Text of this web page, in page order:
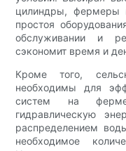
цилиндры, фермеры
простоя
обслуживании и
сэкономит время и
Кроме того,
необходимы для
систем на
гидравлическую
распределением
необходимое